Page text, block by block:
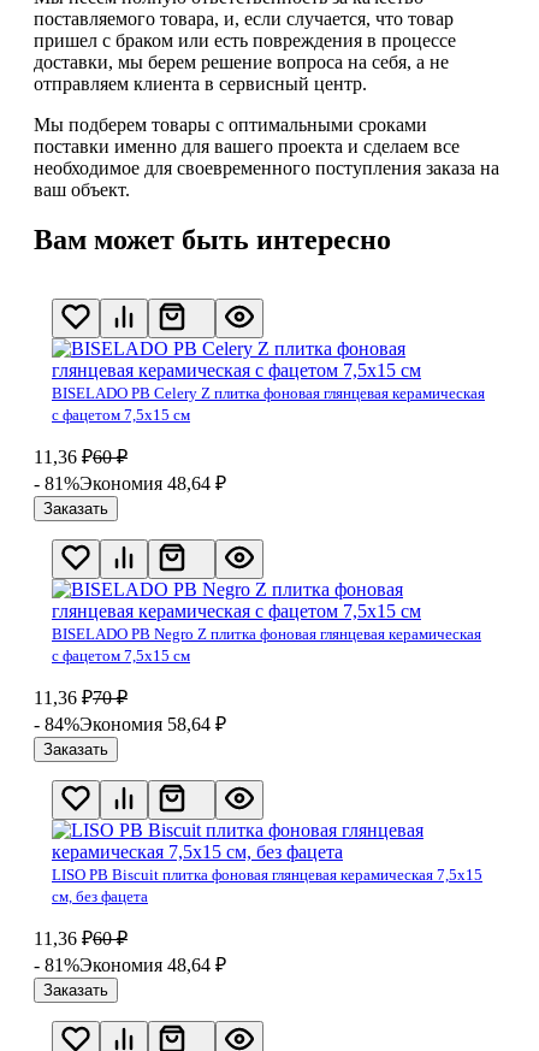
поставляемого товара, и, если случается, что товар
пришел с браком или есть повреждения в процессе
доставки, мы берем решение вопроса на себя, а не
отправляем клиента в сервисный центр.
Мы подберем товары с оптимальными сроками
поставки именно для вашего проекта и сделаем все
необходимое для своевременного поступления заказа на
ваш объект.
Вам может быть интересно
BISELADO PB Celery Z плитка фоновая глянцевая керамическая
с фацетом 7,5х15 см
11,36 ₽60 ₽
- 81%Экономия 48,64 ₽
Заказать
BISELADO PB Negro Z плитка фоновая глянцевая керамическая
с фацетом 7,5х15 см
11,36 ₽70 ₽
- 84%Экономия 58,64 ₽
Заказать
LISO PB Biscuit плитка фоновая глянцевая керамическая 7,5х15
см, без фацета
11,36 ₽60 ₽
- 81%Экономия 48,64 ₽
Заказать